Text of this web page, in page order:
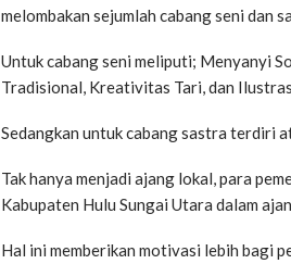
melombakan sejumlah cabang seni dan
Untuk cabang seni meliputi; Menyanyi
Tradisional, Kreativitas Tari, dan
Sedangkan untuk cabang sastra terdiri
Tak hanya menjadi ajang lokal, para
Kabupaten Hulu Sungai Utara dalam
Hal ini memberikan motivasi lebih bagi